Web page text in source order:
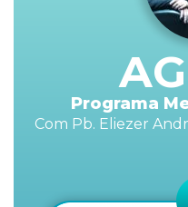
Programa
Com Pb. Eliezer